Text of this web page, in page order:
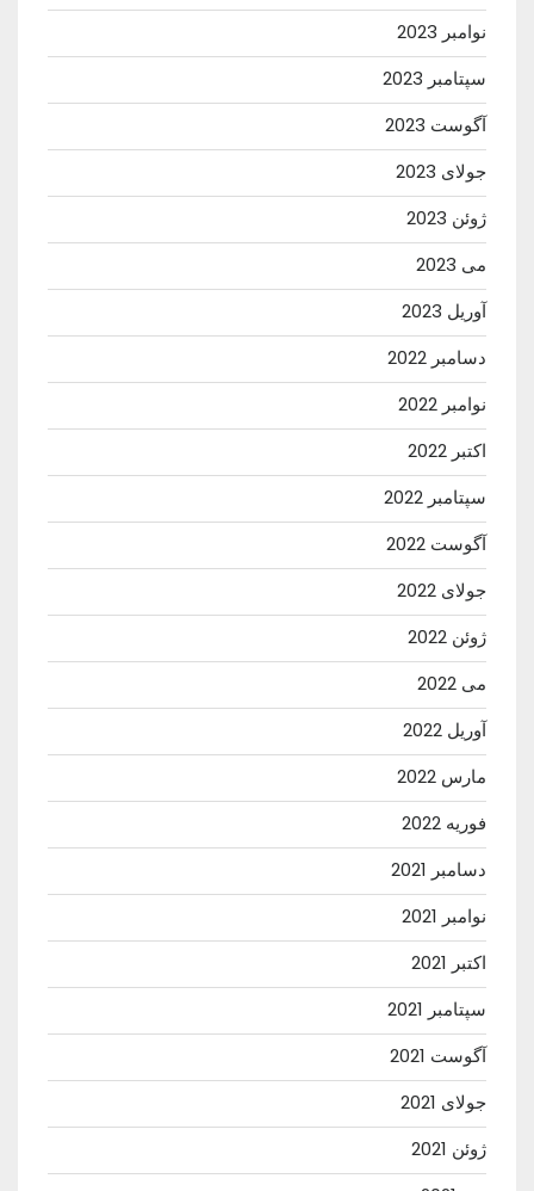
نوامبر 2023
سپتامبر 2023
آگوست 2023
جولای 2023
ژوئن 2023
می 2023
آوریل 2023
دسامبر 2022
نوامبر 2022
اکتبر 2022
سپتامبر 2022
آگوست 2022
جولای 2022
ژوئن 2022
می 2022
آوریل 2022
مارس 2022
فوریه 2022
دسامبر 2021
نوامبر 2021
اکتبر 2021
سپتامبر 2021
آگوست 2021
جولای 2021
ژوئن 2021